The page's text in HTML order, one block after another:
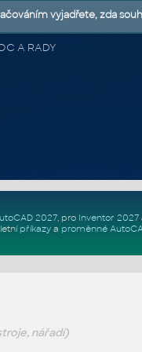
A RADY
2027, pro Inventor 2027
příkazya proměnné
nářadí)
vyjadřete, zda